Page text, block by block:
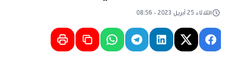
الثلاثاء 25 أبريل 2023 - 08:56